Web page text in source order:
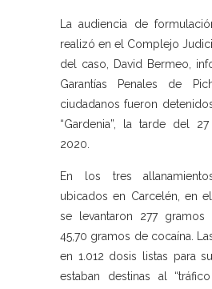
La audiencia de
realizó en el Complejo
del caso, David Bermeo,
Garantías Penales de
ciudadanos fueron
“Gardenia”, la tarde del
2020.
En los tres
ubicados en Carcelén, en
se levantaron 277 gramos
45,70 gramos de cocaína.
en 1.012 dosis listas para
estaban destinas al